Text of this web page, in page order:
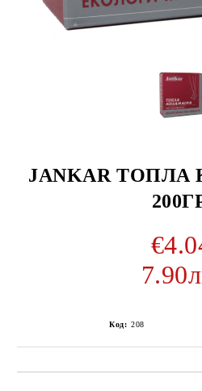
JANKAR
Код: 208